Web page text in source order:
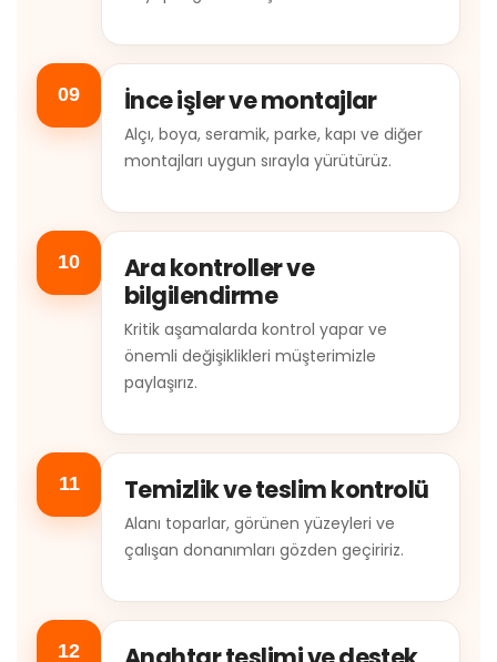
09 İnce işler ve montajlar
Alçı, boya, seramik, parke, kapı ve diğer
montajları uygun sırayla yürütürüz.
10
Ara kontroller ve
bilgilendirme
Kritik aşamalarda kontrol yapar ve
önemli değişiklikleri müşterimizle
paylaşırız.
11 Temizlik ve teslim kontrolü
Alanı toparlar, görünen yüzeyleri ve
çalışan donanımları gözden geçiririz.
12